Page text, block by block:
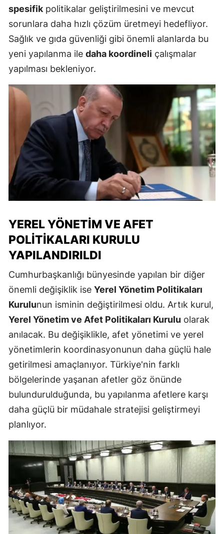
spesifik politikalar geliştirilmesini ve mevcut
sorunlara daha hızlı çözüm üretmeyi hedefliyor.
Sağlık ve gıda güvenliği gibi önemli alanlarda bu
yeni yapılanma ile daha koordineli çalışmalar
yapılması bekleniyor.
YEREL YÖNETIM VE AFET
POLITIKALARI KURULU
YAPILANDIRILDI
Cumhurbaşkanlığı bünyesinde yapılan bir diğer
önemli değişiklik ise Yerel Yönetim Politikaları
Kurulunun isminin değiştirilmesi oldu. Artık kurul,
Yerel Yönetim ve Afet Politikaları Kurulu olarak
anılacak. Bu değişiklikle, afet yönetimi ve yerel
yönetimlerin koordinasyonunun daha güçlü hale
getirilmesi amaçlanıyor. Türkiye'nin farklı
bölgelerinde yaşanan afetler göz önünde
bulundurulduğunda, bu yapılanma afetlere karşı
daha güçlü bir müdahale stratejisi geliştirmeyi
planlıyor.